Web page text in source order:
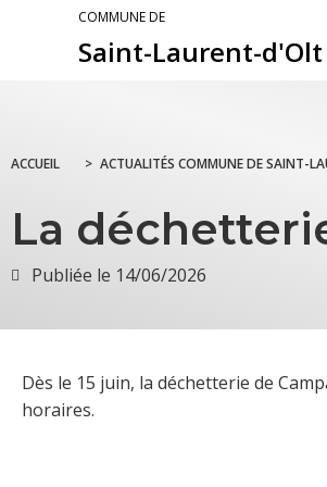
COMMUNE DE
Saint-Laurent-d'Olt
ACCUEIL > ACTUALITÉS COMMUNE DE SAINT-
La
Publiée le 14/06/2026
Dès le 15 juin, la déchetterie de
horaires.